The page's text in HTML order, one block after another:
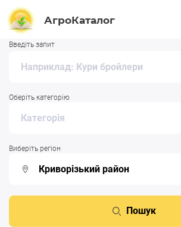
АгроКаталог
Введіть запит
Оберіть категорію
Виберіть регіон
Пошук